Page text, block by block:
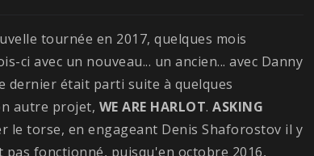
tournée en 2017, quelques mois
ci avec un nouveau... un ancien... avec Danny
dernier était parti suite à quelques
autre projet, WE ARE HARLOT. ASKING
le torse, en engageant Denis Shaforostov il y
fonctionné, puisqu'en octobre 2016,